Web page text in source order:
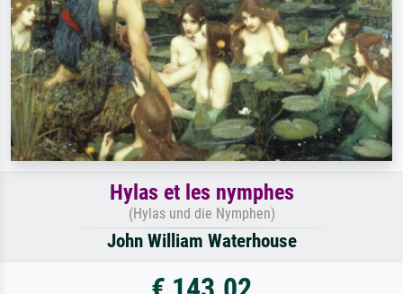
Hylas et les nymphes
(Hylas und die Nymphen)
John William Waterhouse